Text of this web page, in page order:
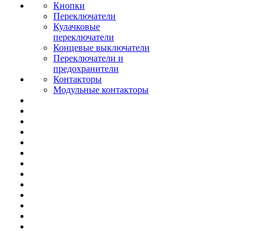
Кнопки
Переключатели
Кулачковые
переключатели
Концевые выключатели
Переключатели и
предохранители
Контакторы
Модульные контакторы